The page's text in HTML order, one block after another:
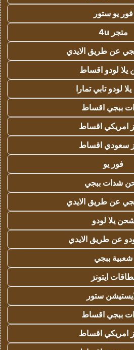
فور يو ستور
متجر 4u
عن طريق الايدي
لودو اقساط
لودو تابي تمارا
ببجي اقساط
امريكي اقساط
سعودي اقساط
فور يو
شدات ببجي
عن طريق الايدي
يلا لودو
عن طريق الايدي
شعبية ببجي
ايتونز
ستور
ببجي اقساط
امريكي اقساط